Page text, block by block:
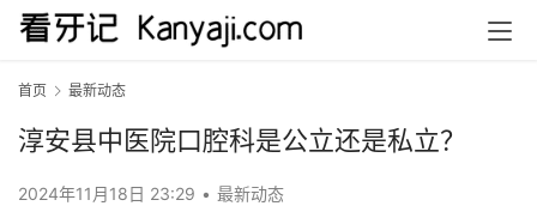
首页 最新动态
淳安县中医院口腔科是公立还是私立？
2024年11月18日 23:29 • 最新动态